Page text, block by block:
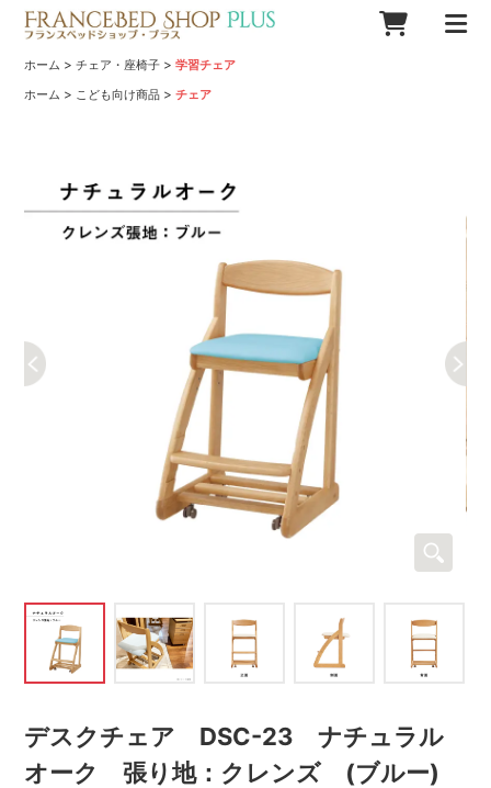
ホーム >チェア・座椅子 >学習チェア
ホーム > こども向け商品 >チェア
デスクチェア DSC-23 ナチュラル
オーク 張り地：クレンズ (ブルー)